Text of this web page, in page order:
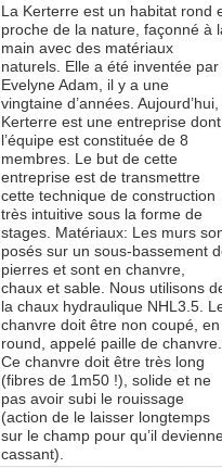
La Kerterre est un habitat rond
proche de la nature, façonné à
main avec des matériaux
naturels. Elle a été inventée par
Evelyne Adam, il y a une
vingtaine d’années. Aujourd’hui,
Kerterre est une entreprise dont
l’équipe est constituée de 8
membres. Le but de cette
entreprise est de transmettre
cette technique de construction
très intuitive sous la forme de
stages. Matériaux: Les murs
posés sur un sous-bassement
pierres et sont en chanvre,
chaux et sable. Nous utilisons
la chaux hydraulique NHL3.5.
chanvre doit être non coupé, en
round, appelé paille de chanvre.
Ce chanvre doit être très long
(fibres de 1m50 !), solide et ne
pas avoir subi le rouissage
(action de le laisser longtemps
sur le champ pour qu’il
cassant).